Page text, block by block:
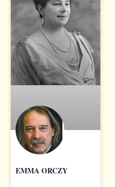
EMMA ORCZY